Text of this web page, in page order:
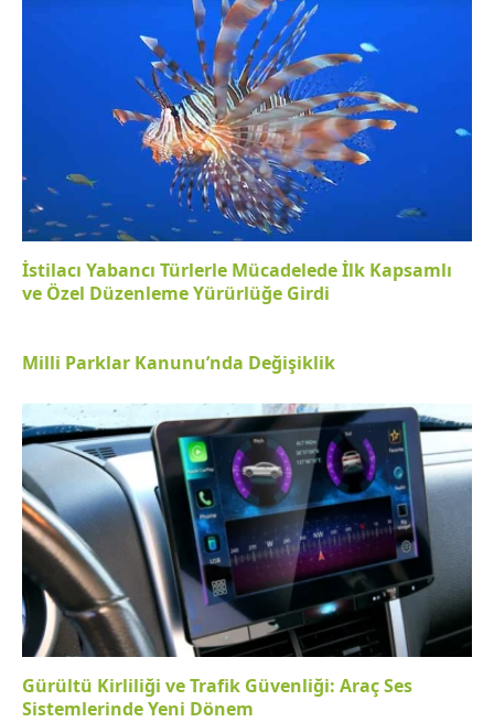
İstilacı Yabancı Türlerle Mücadelede İlk Kapsamlı
ve Özel Düzenleme Yürürlüğe Girdi
Milli Parklar Kanunu’nda Değişiklik
Gürültü Kirliliği ve Trafik Güvenliği: Araç Ses
Sistemlerinde Yeni Dönem